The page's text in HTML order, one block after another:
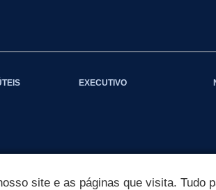
EXECUTIVO
site e as páginas que visita. Tudo